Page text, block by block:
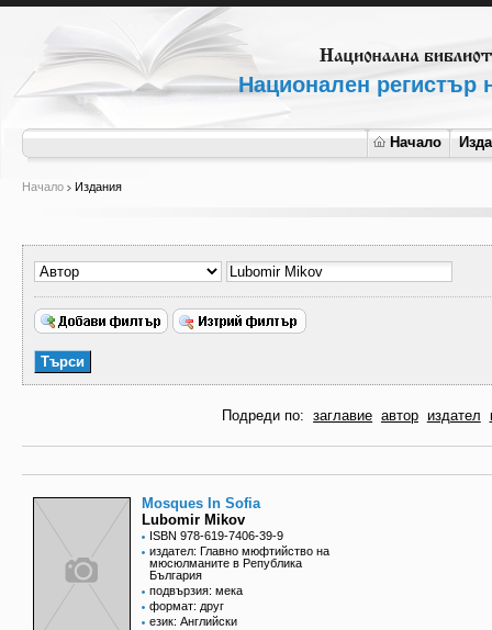
Национален регистър
Начало
Начало Издания
Подреди по: заглавие автор издател
Mosques In Sofia
Lubomir Mikov
ISBN 978-619-7406-39-9
издател: Главно мюфтийство на
мюсюлманите в Република
България
подвързия: мека
формат: друг
език: Английски